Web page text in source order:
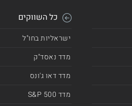
כל השווקים
ישראליות בחו"ל
מדד נאסד"ק
מדד דאו ג'ונס
מדד 500 S&P